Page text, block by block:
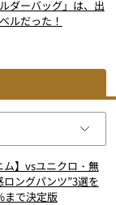
ダーバッグ」は、出
ルだった！
ム】vsユニクロ・無
ングパンツ”3選を
まで決定版